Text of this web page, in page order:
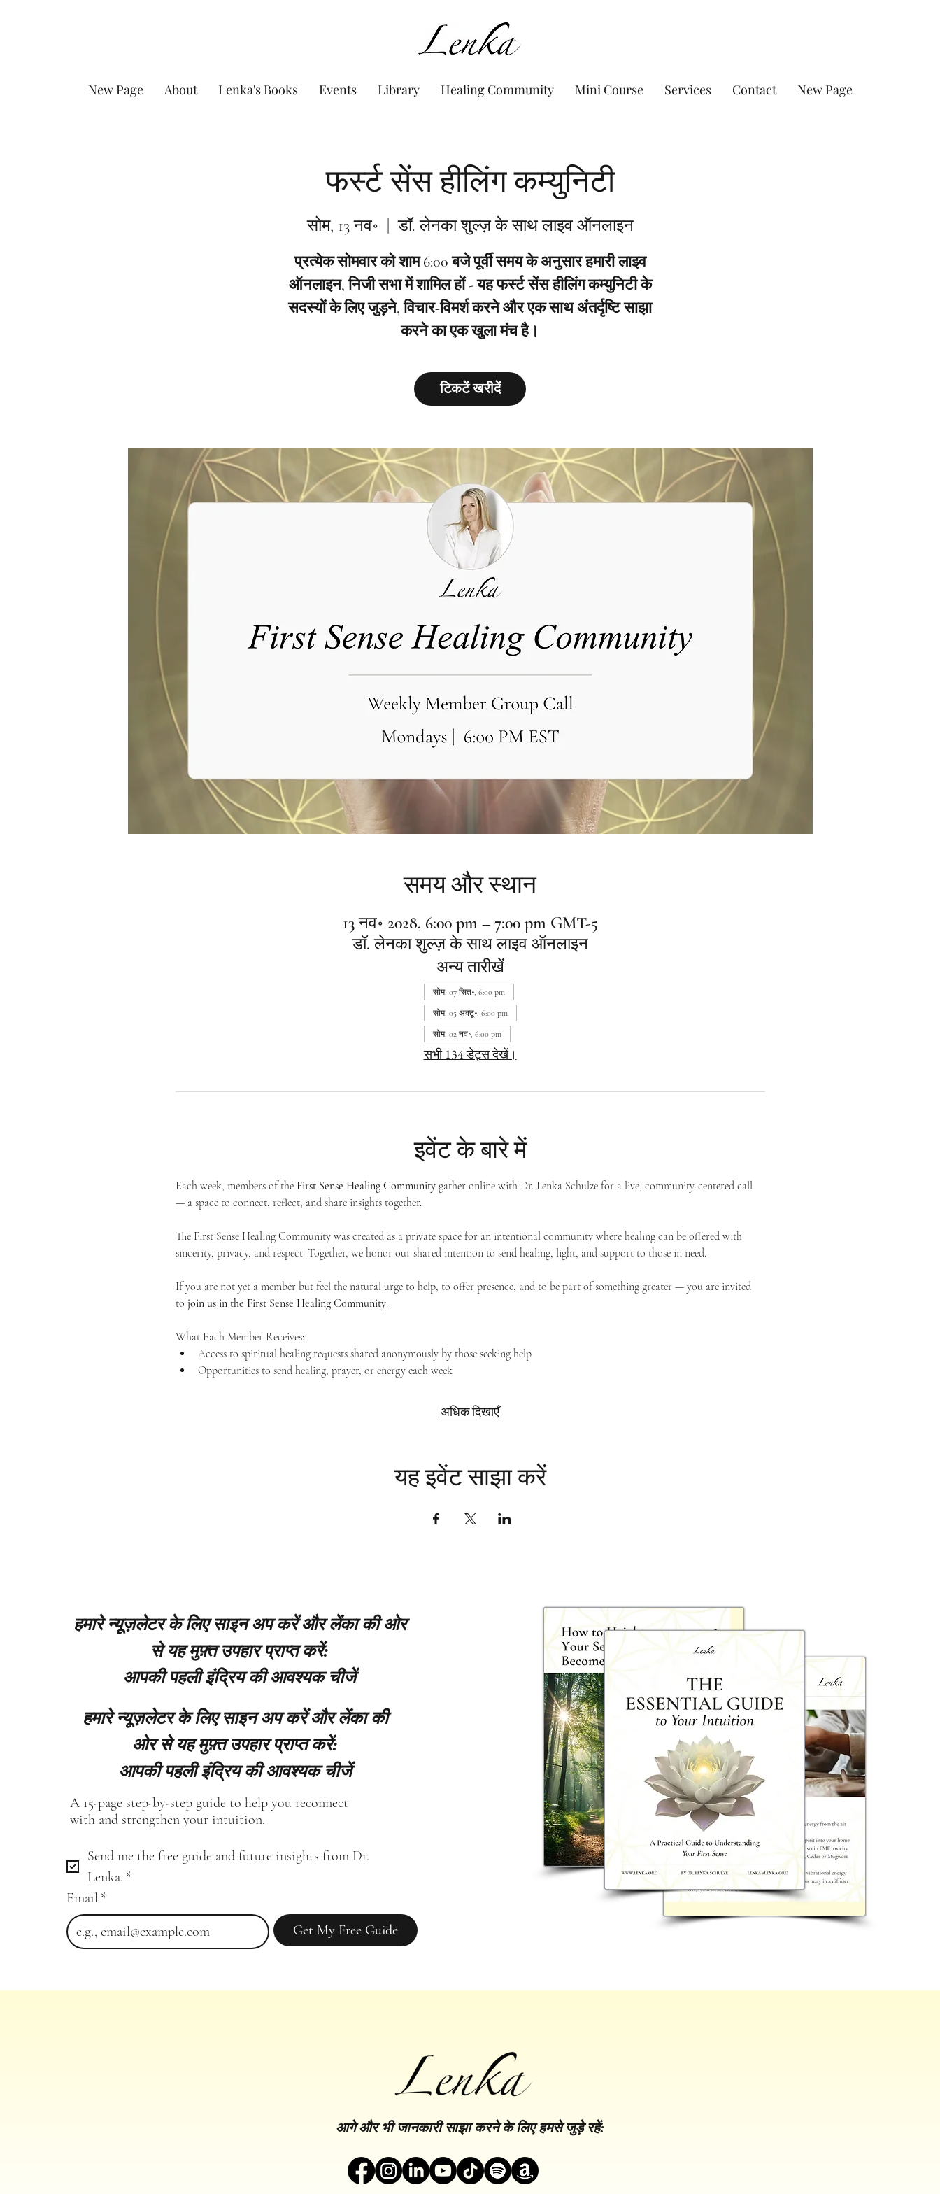
www.Lenka.org
New Page About Lenka's Books Events Library Healing Community Mini Course Services Contact New Page
फर्स्ट सेंस हीलिंग कम्युनिटी
सोम, 13 नव॰
  |
डॉ. लेनका शुल्ज़ के साथ लाइव ऑनलाइन
प्रत्येक सोमवार को शाम 6:00 बजे पूर्वी समय के अनुसार हमारी लाइव
ऑनलाइन, निजी सभा में शामिल हों - यह फर्स्ट सेंस हीलिंग कम्युनिटी के
सदस्यों के लिए जुड़ने, विचार-विमर्श करने और एक साथ अंतर्दृष्टि साझा
करने का एक खुला मंच है।
टिकटें खरीदें
समय और स्थान
13 नव॰ 2028, 6:00 pm – 7:00 pm GMT-5
डॉ. लेनका शुल्ज़ के साथ लाइव ऑनलाइन
अन्य तारीखें
सोम, 07 सित॰, 6:00 pm
सोम, 05 अक्टू॰, 6:00 pm
सोम, 02 नव॰, 6:00 pm
सभी 134 डेट्स देखें।
इवेंट के बारे में
Each week, members of the First Sense Healing Community gather online with Dr. Lenka Schulze for a live, community-centered call
— a space to connect, reflect, and share insights together.
The First Sense Healing Community was created as a private space for an intentional community where healing can be offered with
sincerity, privacy, and respect. Together, we honor our shared intention to send healing, light, and support to those in need.
If you are not yet a member but feel the natural urge to help, to offer presence, and to be part of something greater — you are invited
to join us in the First Sense Healing Community.
What Each Member Receives:
Access to spiritual healing requests shared anonymously by those seeking help
Opportunities to send healing, prayer, or energy each week
अधिक दिखाएँ
यह इवेंट साझा करें
हमारे न्यूज़लेटर के लिए साइन अप करें और लेंका की ओर
से यह मुफ़्त उपहार प्राप्त करें:
आपकी पहली इंद्रिय की आवश्यक चीजें
हमारे न्यूज़लेटर के लिए साइन अप करें और लेंका की
ओर से यह मुफ़्त उपहार प्राप्त करें:
आपकी पहली इंद्रिय की आवश्यक चीजें
A 15-page step-by-step guide to help you reconnect
with and strengthen your intuition.
Send me the free guide and future insights from Dr.
Lenka. *
Email *
Get My Free Guide
आगे और भी जानकारी साझा करने के लिए हमसे जुड़े रहें: